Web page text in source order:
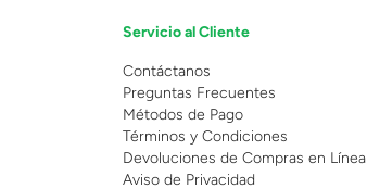
Servicio al Cliente
Contáctanos
Preguntas Frecuentes
Métodos de Pago
Términos y Condiciones
Devoluciones de Compras en Línea
Aviso de Privacidad